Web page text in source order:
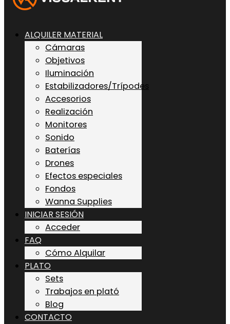
ALQUILER MATERIAL
Cámaras
Objetivos
Iluminación
Estabilizadores/Trípodes
Accesorios
Realización
Monitores
Sonido
Baterías
Drones
Efectos especiales
Fondos
Wanna Supplies
INICIAR SESIÓN
Acceder
FAQ
Cómo Alquilar
PLATO
Sets
Trabajos en plató
Blog
CONTACTO